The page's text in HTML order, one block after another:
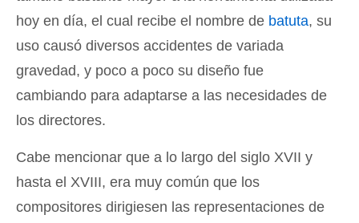
hoy en día, el cual recibe el nombre de batuta, su
uso causó diversos accidentes de variada
gravedad, y poco a poco su diseño fue
cambiando para adaptarse a las necesidades de
los directores.
Cabe mencionar que a lo largo del siglo XVII y
hasta el XVIII, era muy común que los
compositores dirigiesen las representaciones de